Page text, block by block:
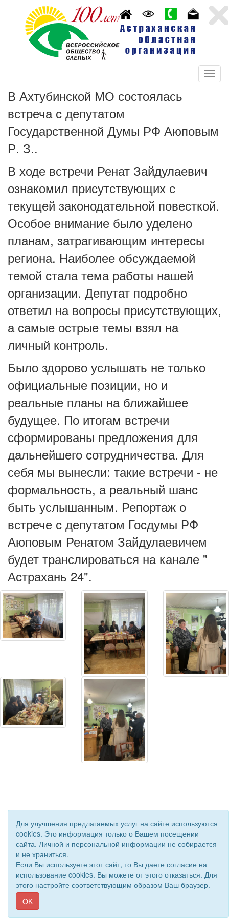
В Ахтубинской МО состоялась
встреча с депутатом
Государственной Думы РФ Аюповым
Р. З..
В ходе встречи Ренат Зайдулаевич
ознакомил присутствующих с
текущей законодательной повесткой.
Особое внимание было уделено
планам, затрагивающим интересы
региона. Наиболее обсуждаемой
темой стала тема работы нашей
организации. Депутат подробно
ответил на вопросы присутствующих,
а самые острые темы взял на
личный контроль.
Было здорово услышать не только
официальные позиции, но и
реальные планы на ближайшее
будущее. По итогам встречи
сформированы предложения для
дальнейшего сотрудничества. Для
себя мы вынесли: такие встречи - не
формальность, а реальный шанс
быть услышанным. Репортаж о
встрече с депутатом Госдумы РФ
Аюповым Ренатом Зайдулаевичем
будет транслироваться на канале "
Астрахань 24".
© 2019 - 2026 Астраханская областная организация ВОС. Все
права защищены.
Сайт создан при поддержке «Информационная сеть RD
Для улучшения предлагаемых услуг на сайте используются
cookies. Это информация только о Вашем посещении
сайта. Личной и персональной информации не собирается
и не храниться.
Если Вы используете этот сайт, то Вы даете согласие на
использование cookies. Вы можете от этого отказаться. Для
этого настройте соответствующим образом Ваш браузер.
OK